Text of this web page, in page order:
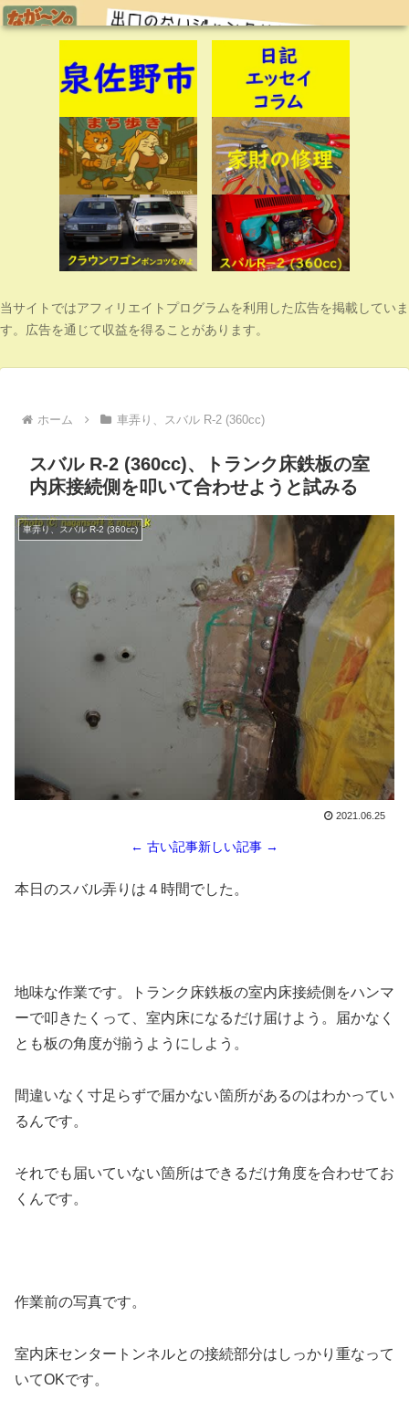
当サイトではアフィリエイトプログラムを利用した広告を掲載していま
す。広告を通じて収益を得ることがあります。
ホーム 車弄り、スバル R-2 (360cc)
スバル R-2 (360cc)、トランク床鉄板の室
内床接続側を叩いて合わせようと試みる
車弄り、スバル R-2 (360cc)
2021.06.25
← 古い記事新しい記事 →
本日のスバル弄りは４時間でした。
地味な作業です。トランク床鉄板の室内床接続側をハンマ
ーで叩きたくって、室内床になるだけ届けよう。届かなく
とも板の角度が揃うようにしよう。
間違いなく寸足らずで届かない箇所があるのはわかってい
るんです。
それでも届いていない箇所はできるだけ角度を合わせてお
くんです。
作業前の写真です。
室内床センタートンネルとの接続部分はしっかり重なって
いてOKです。